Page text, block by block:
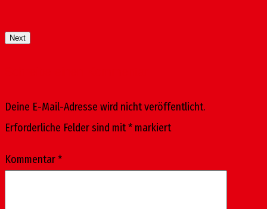
Next
Deine E-Mail-Adresse wird nicht veröffentlicht.
Erforderliche Felder sind mit* markiert
Kommentar*